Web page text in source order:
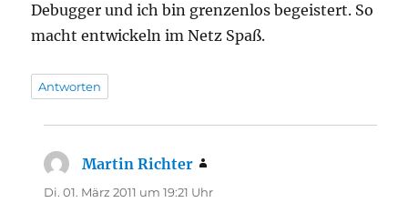
Debugger und ich bin grenzenlos begeistert. So
macht entwickeln im Netz Spaß.
Antworten
Martin Richter
Di. 01. März 2011 um 19:21 Uhr